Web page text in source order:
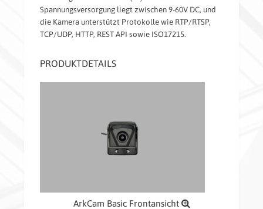
Spannungsversorgung liegt zwischen 9-60V DC, und
die Kamera unterstützt Protokolle wie RTP/RTSP,
TCP/UDP, HTTP, REST API sowie ISO17215.
PRODUKTDETAILS
ArkCam Basic Frontansicht